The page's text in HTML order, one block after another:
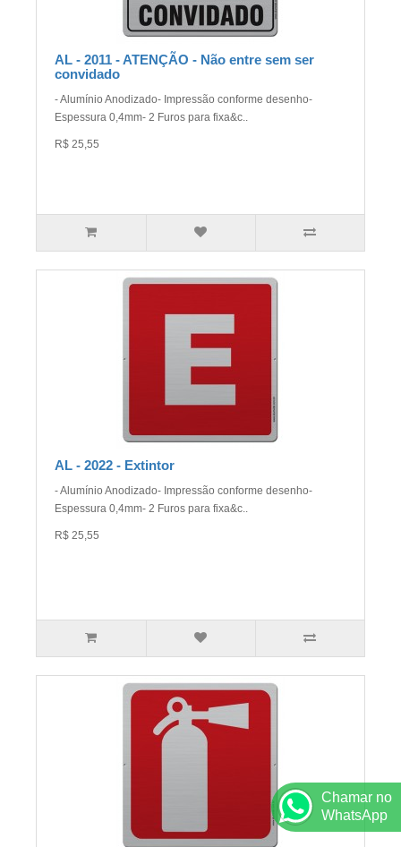
AL - 2011 - ATENÇÃO - Não entre sem ser
convidado
- Alumínio Anodizado- Impressão conforme desenho-
Espessura 0,4mm- 2 Furos para fixa&c..
R$ 25,55
AL - 2022 - Extintor
- Alumínio Anodizado- Impressão conforme desenho-
Espessura 0,4mm- 2 Furos para fixa&c..
R$ 25,55
Chamar no
WhatsApp